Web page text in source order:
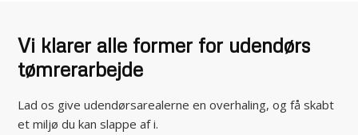
Vi klarer alle former for udendørs
tømrerarbejde
Lad os give udendørsarealerne en overhaling, og få skabt
et miljø du kan slappe af i.